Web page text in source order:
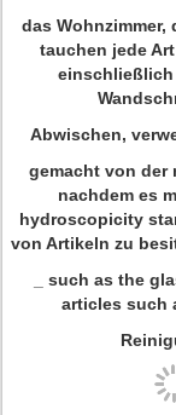
das Wohnzimmer,
tauchen jede
einschließlich
Abwischen,
gemacht von der
nachdem es
hydroscopicity
von Artikeln zu
_ such as the
articles such